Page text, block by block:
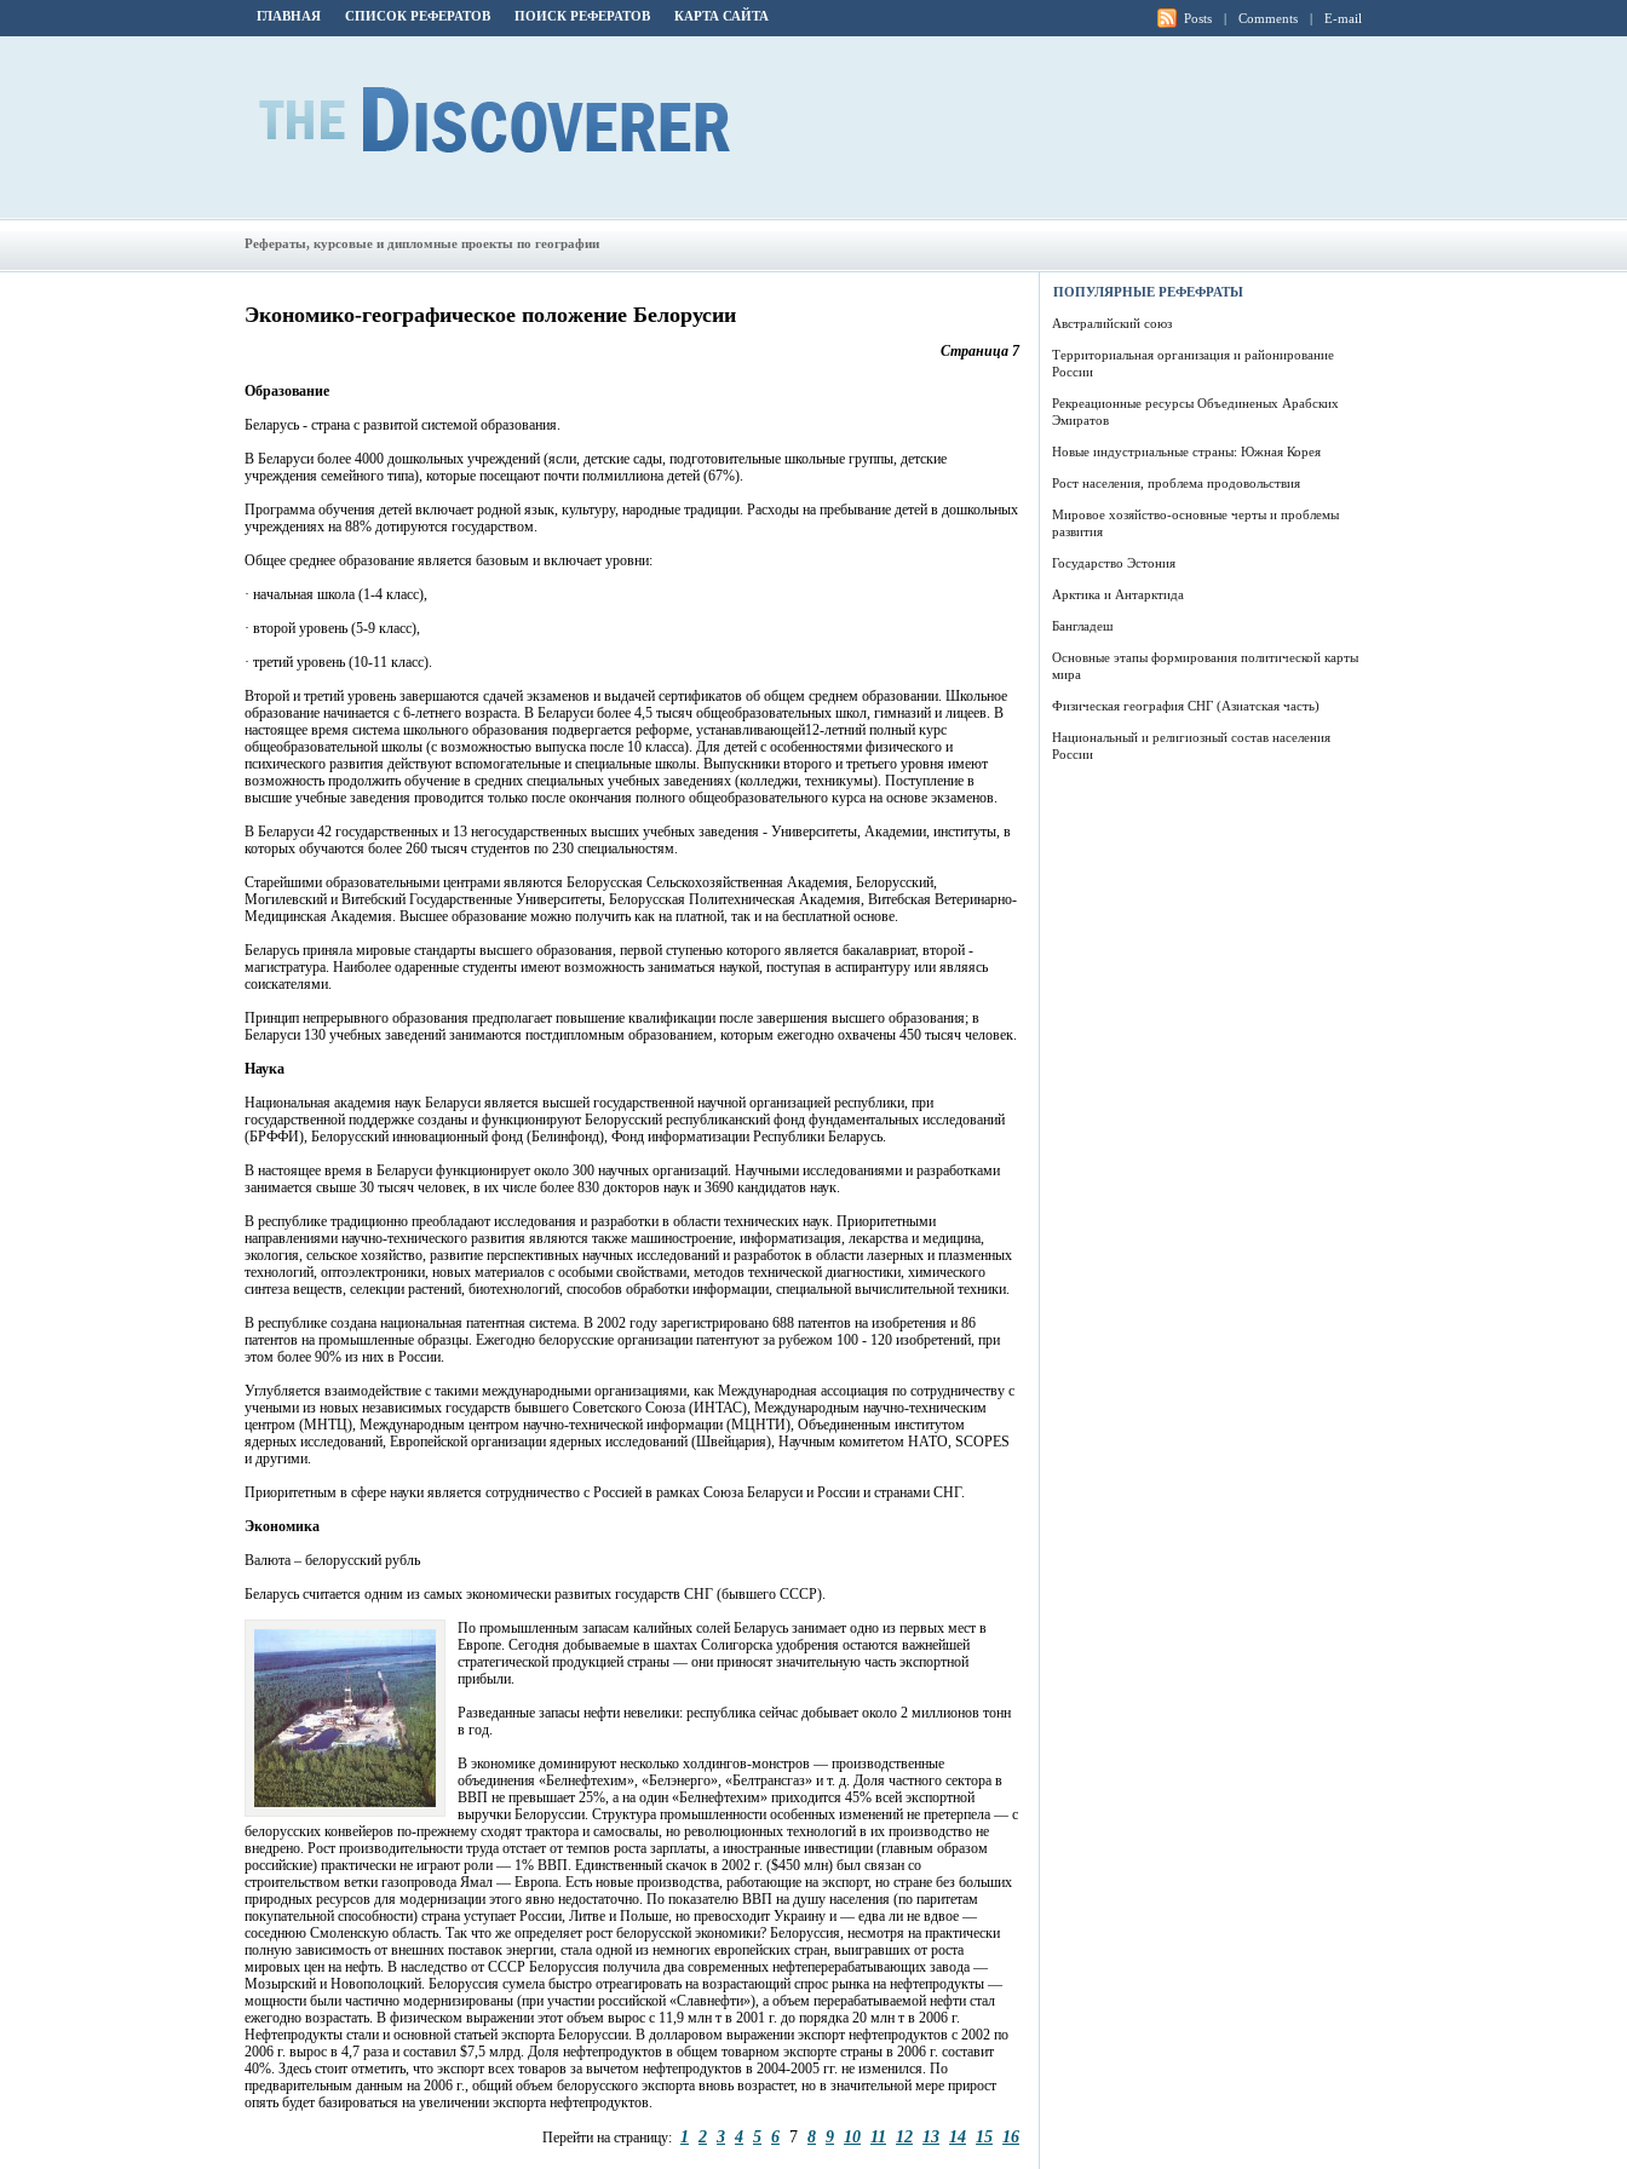
ГЛАВНАЯ СПИСОК РЕФЕРАТОВ ПОИСК РЕФЕРАТОВ КАРТА САЙТА Posts | Comments | E-mail
Рефераты, курсовые и дипломные проекты по географии
Экономико-географическое положение Белорусии
Страница 7
Образование
Беларусь - страна с развитой системой образования.
В Беларуси более 4000 дошкольных учреждений (ясли, детские сады, подготовительные школьные группы, детские
учреждения семейного типа), которые посещают почти полмиллиона детей (67%).
Программа обучения детей включает родной язык, культуру, народные традиции. Расходы на пребывание детей в дошкольных
учреждениях на 88% дотируются государством.
Общее среднее образование является базовым и включает уровни:
· начальная школа (1-4 класс),
· второй уровень (5-9 класс),
· третий уровень (10-11 класс).
Второй и третий уровень завершаются сдачей экзаменов и выдачей сертификатов об общем среднем образовании. Школьное
образование начинается с 6-летнего возраста. В Беларуси более 4,5 тысяч общеобразовательных школ, гимназий и лицеев. В
настоящее время система школьного образования подвергается реформе, устанавливающей12-летний полный курс
общеобразовательной школы (с возможностью выпуска после 10 класса). Для детей с особенностями физического и
психического развития действуют вспомогательные и специальные школы. Выпускники второго и третьего уровня имеют
возможность продолжить обучение в средних специальных учебных заведениях (колледжи, техникумы). Поступление в
высшие учебные заведения проводится только после окончания полного общеобразовательного курса на основе экзаменов.
В Беларуси 42 государственных и 13 негосударственных высших учебных заведения - Университеты, Академии, институты, в
которых обучаются более 260 тысяч студентов по 230 специальностям.
Старейшими образовательными центрами являются Белорусская Сельскохозяйственная Академия, Белорусский,
Могилевский и Витебский Государственные Университеты, Белорусская Политехническая Академия, Витебская Ветеринарно-
Медицинская Академия. Высшее образование можно получить как на платной, так и на бесплатной основе.
Беларусь приняла мировые стандарты высшего образования, первой ступенью которого является бакалавриат, второй -
магистратура. Наиболее одаренные студенты имеют возможность заниматься наукой, поступая в аспирантуру или являясь
соискателями.
Принцип непрерывного образования предполагает повышение квалификации после завершения высшего образования; в
Беларуси 130 учебных заведений занимаются постдипломным образованием, которым ежегодно охвачены 450 тысяч человек.
Наука
Национальная академия наук Беларуси является высшей государственной научной организацией республики, при
государственной поддержке созданы и функционируют Белорусский республиканский фонд фундаментальных исследований
(БРФФИ), Белорусский инновационный фонд (Белинфонд), Фонд информатизации Республики Беларусь.
В настоящее время в Беларуси функционирует около 300 научных организаций. Научными исследованиями и разработками
занимается свыше 30 тысяч человек, в их числе более 830 докторов наук и 3690 кандидатов наук.
В республике традиционно преобладают исследования и разработки в области технических наук. Приоритетными
направлениями научно-технического развития являются также машиностроение, информатизация, лекарства и медицина,
экология, сельское хозяйство, развитие перспективных научных исследований и разработок в области лазерных и плазменных
технологий, оптоэлектроники, новых материалов с особыми свойствами, методов технической диагностики, химического
синтеза веществ, селекции растений, биотехнологий, способов обработки информации, специальной вычислительной техники.
В республике создана национальная патентная система. В 2002 году зарегистрировано 688 патентов на изобретения и 86
патентов на промышленные образцы. Ежегодно белорусские организации патентуют за рубежом 100 - 120 изобретений, при
этом более 90% из них в России.
Углубляется взаимодействие с такими международными организациями, как Международная ассоциация по сотрудничеству с
учеными из новых независимых государств бывшего Советского Союза (ИНТАС), Международным научно-техническим
центром (МНТЦ), Международным центром научно-технической информации (МЦНТИ), Объединенным институтом
ядерных исследований, Европейской организации ядерных исследований (Швейцария), Научным комитетом НАТО, SCOPES
и другими.
Приоритетным в сфере науки является сотрудничество с Россией в рамках Союза Беларуси и России и странами СНГ.
Экономика
Валюта – белорусский рубль
Беларусь считается одним из самых экономически развитых государств СНГ (бывшего СССР).
По промышленным запасам калийных солей Беларусь занимает одно из первых мест в
Европе. Сегодня добываемые в шахтах Солигорска удобрения остаются важнейшей
стратегической продукцией страны — они приносят значительную часть экспортной
прибыли.
Разведанные запасы нефти невелики: республика сейчас добывает около 2 миллионов тонн
в год.
В экономике доминируют несколько холдингов-монстров — производственные
объединения «Белнефтехим», «Белэнерго», «Белтрансгаз» и т. д. Доля частного сектора в
ВВП не превышает 25%, а на один «Белнефтехим» приходится 45% всей экспортной
выручки Белоруссии. Структура промышленности особенных изменений не претерпела — с
белорусских конвейеров по-прежнему сходят трактора и самосвалы, но революционных технологий в их производство не
внедрено. Рост производительности труда отстает от темпов роста зарплаты, а иностранные инвестиции (главным образом
российские) практически не играют роли — 1% ВВП. Единственный скачок в 2002 г. ($450 млн) был связан со
строительством ветки газопровода Ямал — Европа. Есть новые производства, работающие на экспорт, но стране без больших
природных ресурсов для модернизации этого явно недостаточно. По показателю ВВП на душу населения (по паритетам
покупательной способности) страна уступает России, Литве и Польше, но превосходит Украину и — едва ли не вдвое —
соседнюю Смоленскую область. Так что же определяет рост белорусской экономики? Белоруссия, несмотря на практически
полную зависимость от внешних поставок энергии, стала одной из немногих европейских стран, выигравших от роста
мировых цен на нефть. В наследство от СССР Белоруссия получила два современных нефтеперерабатывающих завода —
Мозырский и Новополоцкий. Белоруссия сумела быстро отреагировать на возрастающий спрос рынка на нефтепродукты —
мощности были частично модернизированы (при участии российской «Славнефти»), а объем перерабатываемой нефти стал
ежегодно возрастать. В физическом выражении этот объем вырос с 11,9 млн т в 2001 г. до порядка 20 млн т в 2006 г.
Нефтепродукты стали и основной статьей экспорта Белоруссии. В долларовом выражении экспорт нефтепродуктов с 2002 по
2006 г. вырос в 4,7 раза и составил $7,5 млрд. Доля нефтепродуктов в общем товарном экспорте страны в 2006 г. составит
40%. Здесь стоит отметить, что экспорт всех товаров за вычетом нефтепродуктов в 2004-2005 гг. не изменился. По
предварительным данным на 2006 г., общий объем белорусского экспорта вновь возрастет, но в значительной мере прирост
опять будет базироваться на увеличении экспорта нефтепродуктов.
Перейти на страницу: 1 2 3 4 5 6 7 8 9 10 11 12 13 14 15 16
ПОПУЛЯРНЫЕ РЕФЕФРАТЫ
Австралийский союз
Территориальная организация и районирование
России
Рекреационные ресурсы Объединеных Арабских
Эмиратов
Новые индустриальные страны: Южная Корея
Рост населения, проблема продовольствия
Мировое хозяйство-основные черты и проблемы
развития
Государство Эстония
Арктика и Антарктида
Бангладеш
Основные этапы формирования политической карты
мира
Физическая география СНГ (Азиатская часть)
Национальный и религиозный состав населения
России